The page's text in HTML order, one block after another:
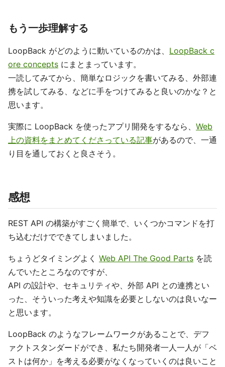
もう一歩理解する
LoopBack がどのように動いているのかは、 LoopBack c
ore concepts にまとまっています。
一読してみてから、簡単なロジックを書いてみる、外部連
携を試してみる、などに手をつけてみると良いのかな？と
思います。
実際に LoopBack を使ったアプリ開発をするなら、 Web
上の資料をまとめてくださっている記事があるので、一通
り目を通しておくと良さそう。
感想
REST API の構築がすごく簡単で、いくつかコマンドを打
ち込むだけでできてしまいました。
ちょうどタイミングよく Web API The Good Parts を読
んでいたところなのですが、
API の設計や、セキュリティや、外部 API との連携とい
った、そういった考えや知識を必要としないのは良いなー
と思います。
LoopBack のようなフレームワークがあることで、デフ
ァクトスタンダードができ、私たち開発者一人一人が「ベ
ストは何か」を考える必要がなくなっていくのは良いこと